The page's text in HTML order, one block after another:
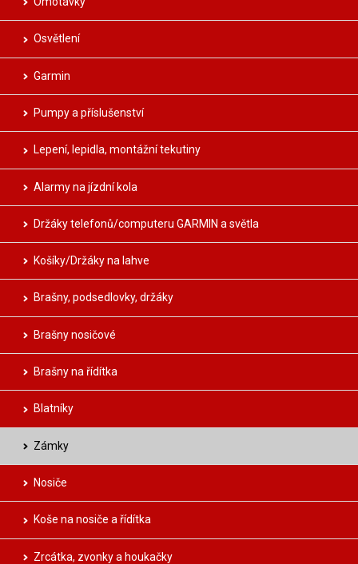
Osvětlení
Garmin
Pumpy a příslušenství
Lepení, lepidla, montážní tekutiny
Alarmy na jízdní kola
Držáky telefonů/computeru GARMIN a světla
Košíky/Držáky na lahve
Brašny, podsedlovky, držáky
Brašny nosičové
Brašny na řídítka
Blatníky
Zámky
Nosiče
Koše na nosiče a řídítka
Zrcátka, zvonky a houkačky